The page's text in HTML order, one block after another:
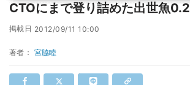
CTOにまで登り詰めた出世魚0.2
掲載日 2012/09/11 10:00
著者： 宮脇睦